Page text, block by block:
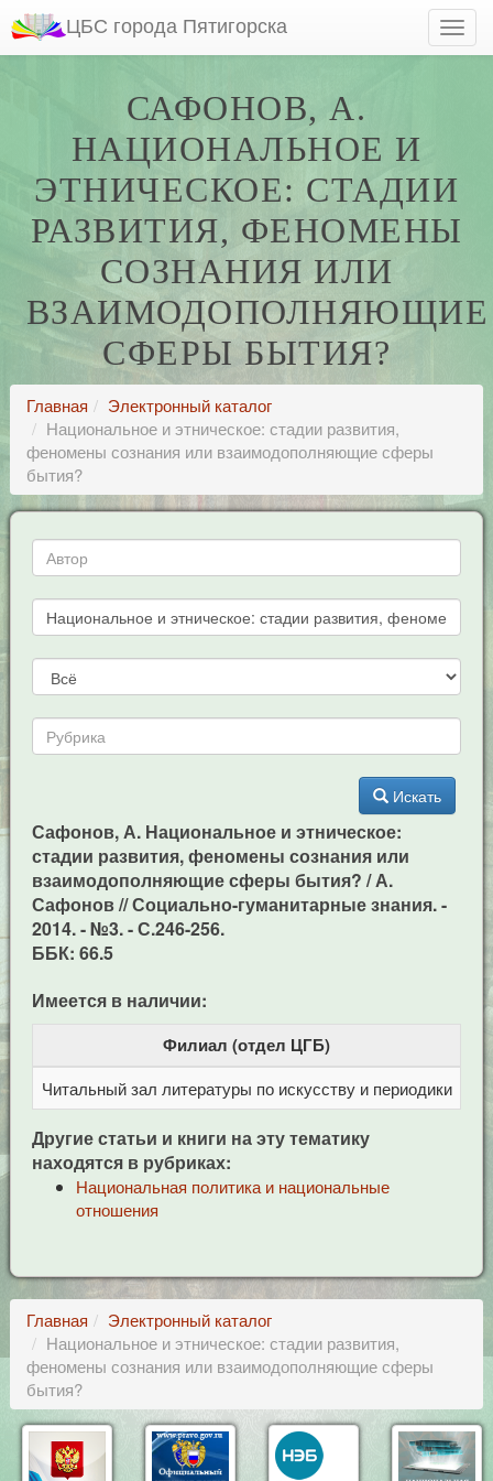
ЦБС города Пятигорска
САФОНОВ, А.
НАЦИОНАЛЬНОЕ И
ЭТНИЧЕСКОЕ: СТАДИИ
РАЗВИТИЯ, ФЕНОМЕНЫ
СОЗНАНИЯ ИЛИ
ВЗАИМОДОПОЛНЯЮЩИЕ
СФЕРЫ БЫТИЯ?
Главная
Электронный каталог
Национальное и этническое: стадии развития,
феномены сознания или взаимодополняющие сферы
бытия?
Искать
Сафонов, А. Национальное и этническое:
стадии развития, феномены сознания или
взаимодополняющие сферы бытия? / А.
Сафонов // Социально-гуманитарные знания. -
2014. - №3. - С.246-256.
ББК: 66.5
Имеется в наличии:
Филиал (отдел ЦГБ)
Читальный зал литературы по искусству и периодики
Другие статьи и книги на эту тематику
находятся в рубриках:
Национальная политика и национальные
отношения
Главная
Электронный каталог
Национальное и этническое: стадии развития,
феномены сознания или взаимодополняющие сферы
бытия?